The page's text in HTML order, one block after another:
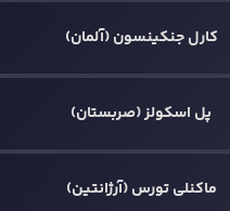
كارل جنكينسون (آلمان)
پل اسکولز (صربستان)
ماکنلی تورس (آرژانتین)